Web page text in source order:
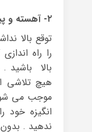
۲- آهسته و پیوسته ادامه دهید :
توقع بالا
را راه
بالا باشید
هیچ تلاشی
موجب می
انگیزه خود
ندهید . بدون